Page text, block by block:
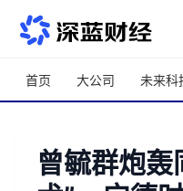
跳转到主内容
首页 大公司 未来科
曾毓群炮轰